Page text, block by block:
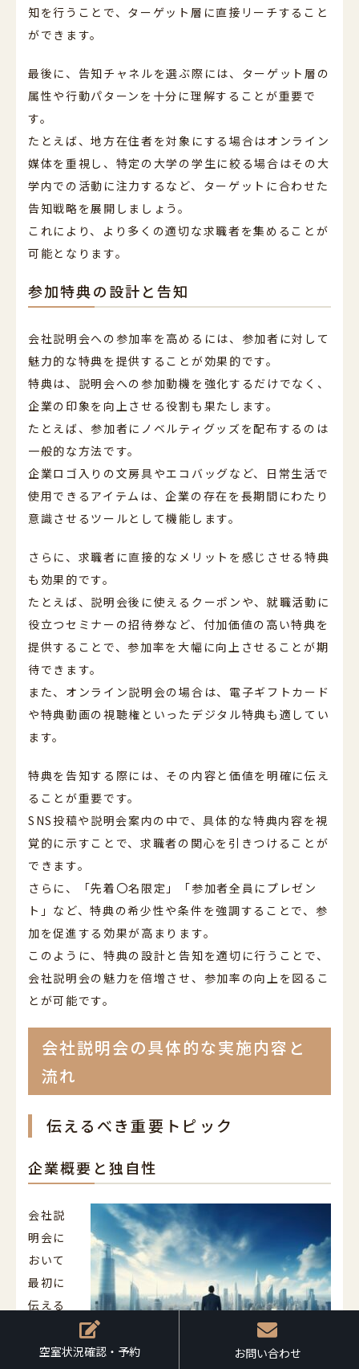
空室状況確認・予約 お問い合わせ
空室状況確認・予約 お問い合わせ
知を行うことで、ターゲット層に直接リーチすること
ができます。
最後に、告知チャネルを選ぶ際には、ターゲット層の
属性や行動パターンを十分に理解することが重要で
す。
たとえば、地方在住者を対象にする場合はオンライン
媒体を重視し、特定の大学の学生に絞る場合はその大
学内での活動に注力するなど、ターゲットに合わせた
告知戦略を展開しましょう。
これにより、より多くの適切な求職者を集めることが
可能となります。
参加特典の設計と告知
会社説明会への参加率を高めるには、参加者に対して
魅力的な特典を提供することが効果的です。
特典は、説明会への参加動機を強化するだけでなく、
企業の印象を向上させる役割も果たします。
たとえば、参加者にノベルティグッズを配布するのは
一般的な方法です。
企業ロゴ入りの文房具やエコバッグなど、日常生活で
使用できるアイテムは、企業の存在を長期間にわたり
意識させるツールとして機能します。
さらに、求職者に直接的なメリットを感じさせる特典
も効果的です。
たとえば、説明会後に使えるクーポンや、就職活動に
役立つセミナーの招待券など、付加価値の高い特典を
提供することで、参加率を大幅に向上させることが期
待できます。
また、オンライン説明会の場合は、電子ギフトカード
や特典動画の視聴権といったデジタル特典も適してい
ます。
特典を告知する際には、その内容と価値を明確に伝え
ることが重要です。
SNS投稿や説明会案内の中で、具体的な特典内容を視
覚的に示すことで、求職者の関心を引きつけることが
できます。
さらに、「先着〇名限定」「参加者全員にプレゼン
ト」など、特典の希少性や条件を強調することで、参
加を促進する効果が高まります。
このように、特典の設計と告知を適切に行うことで、
会社説明会の魅力を倍増させ、参加率の向上を図るこ
とが可能です。
会社説明会の具体的な実施内容と
流れ
伝えるべき重要トピック
企業概要と独自性
会社説
明会に
おいて
最初に
伝える
のは、